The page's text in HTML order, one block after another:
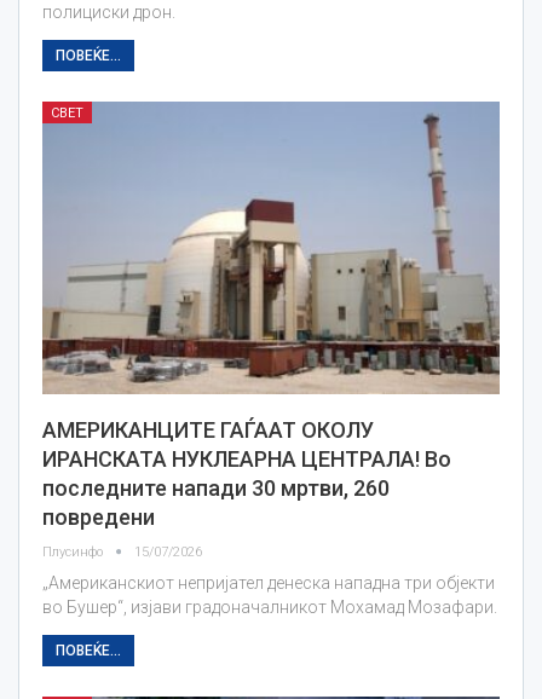
полициски дрон.
ПОВЕЌЕ...
СВЕТ
АМЕРИКАНЦИТЕ ГАЃААТ ОКОЛУ
ИРАНСКАТА НУКЛЕАРНА ЦЕНТРАЛА! Во
последните напади 30 мртви, 260
повредени
Плусинфо 15/07/2026
„Американскиот непријател денеска нападна три објекти
во Бушер“, изјави градоначалникот Мохамад Мозафари.
ПОВЕЌЕ...